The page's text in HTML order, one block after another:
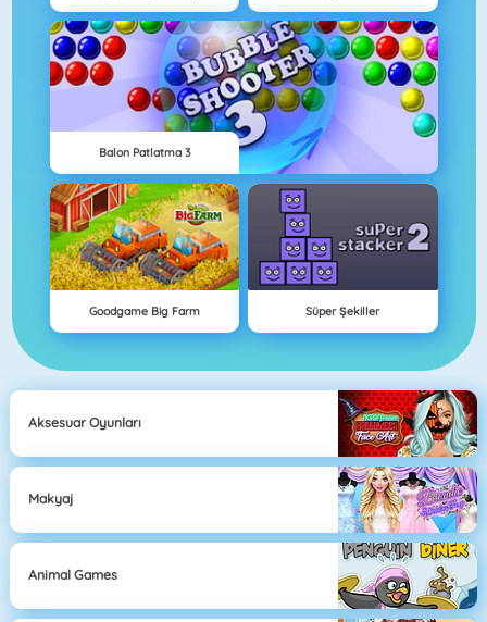
Balon Patlatma 3
Goodgame Big Farm Süper Şekiller
Aksesuar Oyunları
Makyaj
Animal Games